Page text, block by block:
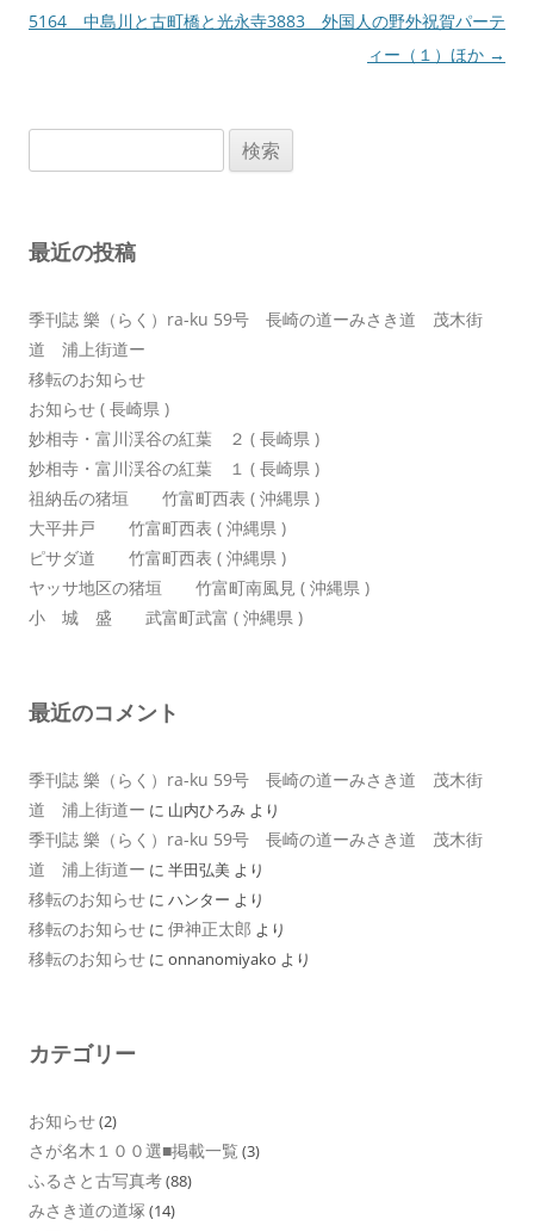
稿
ン
5164 中島川と古町橋と光永寺3883 外国人の野外祝賀パーテ
ィー（１）ほか →
索:
最近の投稿
季刊誌 樂（らく）ra-ku 59号 長崎の道ーみさき道 茂木街
道 浦上街道ー
移転のお知らせ
お知らせ ( 長崎県 )
妙相寺・富川渓谷の紅葉 ２ ( 長崎県 )
妙相寺・富川渓谷の紅葉 １ ( 長崎県 )
祖納岳の猪垣 竹富町西表 ( 沖縄県 )
大平井戸 竹富町西表 ( 沖縄県 )
ピサダ道 竹富町西表 ( 沖縄県 )
ヤッサ地区の猪垣 竹富町南風見 ( 沖縄県 )
小 城 盛 武富町武富 ( 沖縄県 )
最近のコメント
季刊誌 樂（らく）ra-ku 59号 長崎の道ーみさき道 茂木街
道 浦上街道ー に 山内ひろみ より
季刊誌 樂（らく）ra-ku 59号 長崎の道ーみさき道 茂木街
道 浦上街道ー に 半田弘美 より
移転のお知らせ に ハンター より
移転のお知らせ に 伊神正太郎 より
移転のお知らせ に onnanomiyako より
カテゴリー
お知らせ(2)
さが名木１００選■掲載一覧 (3)
ふるさと古写真考(88)
みさき道の道塚 (14)